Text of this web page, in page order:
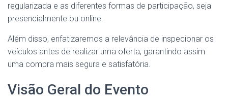
regularizada e as diferentes formas de participação, seja
presencialmente ou online.
Além disso, enfatizaremos a relevância de inspecionar os
veículos antes de realizar uma oferta, garantindo assim
uma compra mais segura e satisfatória.
Visão Geral do Evento